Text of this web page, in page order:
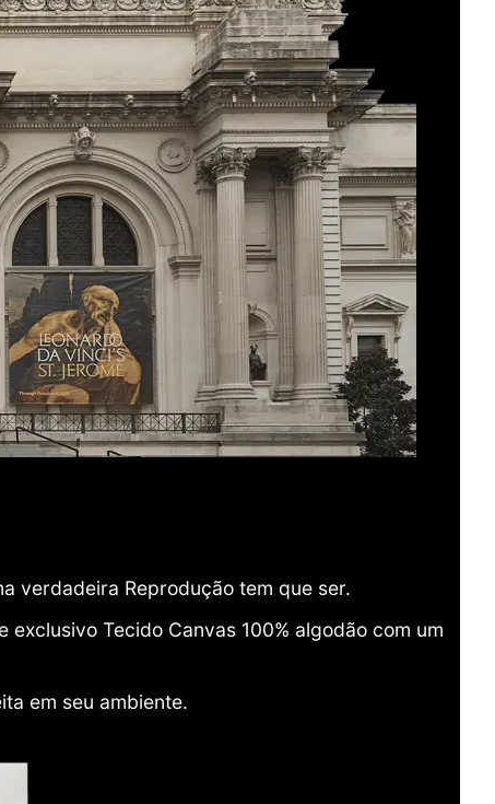
verdadeira Reprodução tem que ser.
Tecido Canvas 100% algodão com um
em seu ambiente.